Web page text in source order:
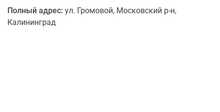
будет высажен газон, декоративные кустарники и
деревья.
Полный адрес: ул. Громовой, Московский р-н,
Калининград